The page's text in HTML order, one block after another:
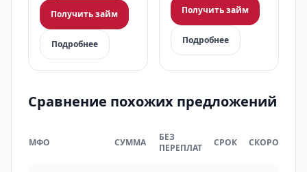
Получить займ
Подробнее
Получить займ
Подробнее
Сравнение похожих предложений
МФО СУММА
БЕЗ
ПЕРЕПЛАТ
СРОК СКОРОСТЬ